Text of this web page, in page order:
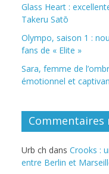
Glass Heart :
Takeru Satō
Olympo, saison 1 :
fans de « Elite »
Sara, femme de
émotionnel et
Commentaires
Urb ch dans Crooks :
entre Berlin et